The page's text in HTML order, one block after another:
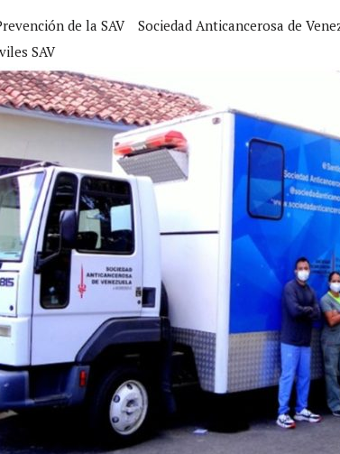
CUERPO DE ‘LA SEÑORA DE LAS UÑAS BONITAS’ 42 DÍAS DESPUÉS
de la SAV
Sociedad Anticancerosa de
SAV